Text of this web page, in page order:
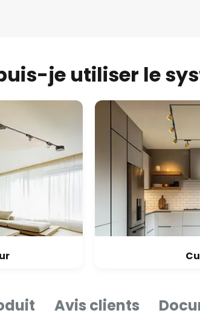
je utiliser le
Avis clients